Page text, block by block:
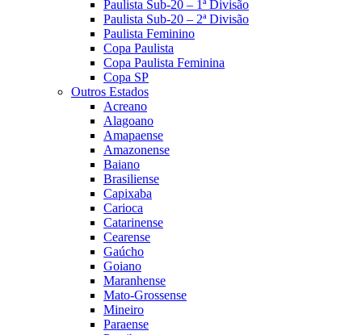
Paulista Sub-20 – 1ª Divisão
Paulista Sub-20 – 2ª Divisão
Paulista Feminino
Copa Paulista
Copa Paulista Feminina
Copa SP
Outros Estados
Acreano
Alagoano
Amapaense
Amazonense
Baiano
Brasiliense
Capixaba
Carioca
Catarinense
Cearense
Gaúcho
Goiano
Maranhense
Mato-Grossense
Mineiro
Paraense